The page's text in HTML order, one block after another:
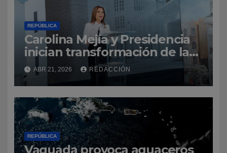
REPÚBLICA
Carolina Mejía y Presidencia
inician transformación de la
Ciudad Colonial con la
construcción del parqueo
José Reyes
ABR 21, 2026 REDACCIÓN
REPÚBLICA
Vaguada provoca aguaceros